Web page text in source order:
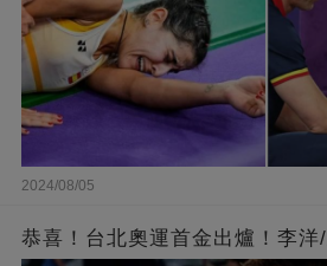
2024/08/05
恭喜！台北奧運首金出爐！李洋